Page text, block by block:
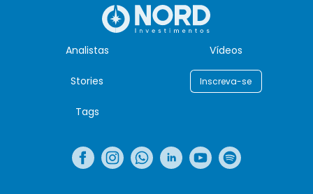
Analistas Vídeos
Stories Inscreva-se
Tags